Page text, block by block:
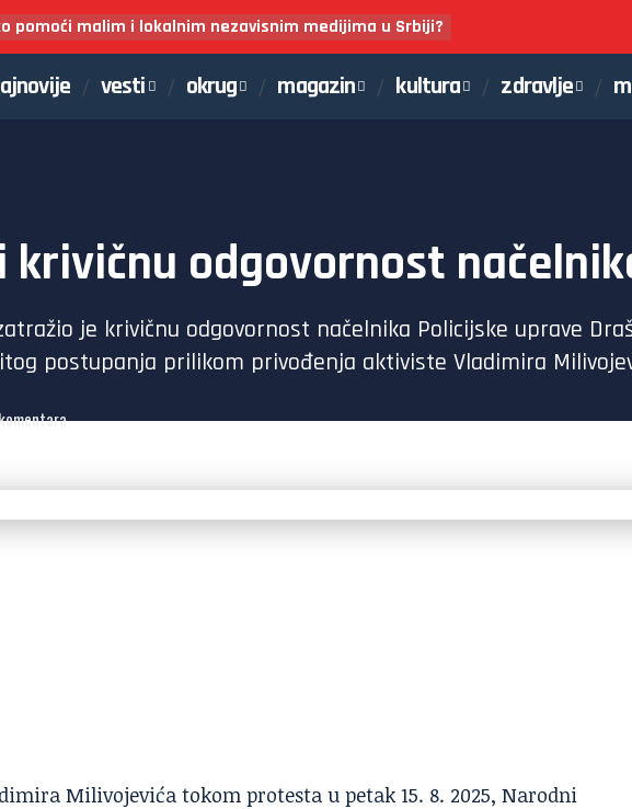
pomoći malim i lokalnim nezavisnim medijima u Srbiji?
vesti okrug magazin kultura zdravlje
krivičnu odgovornost
je krivičnu odgovornost načelnika Policijske uprave
postupanja prilikom privođenja aktiviste Vladimira
Milivojevića tokom protesta u petak 15. 8. 2025, Narodni